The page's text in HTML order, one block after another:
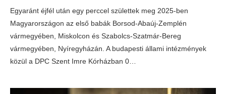
Egyaránt éjfél után egy perccel születtek meg 2025-ben
Magyarországon az első babák Borsod-Abaúj-Zemplén
vármegyében, Miskolcon és Szabolcs-Szatmár-Bereg
vármegyében, Nyíregyházán. A budapesti állami intézmények
közül a DPC Szent Imre Kórházban 0…